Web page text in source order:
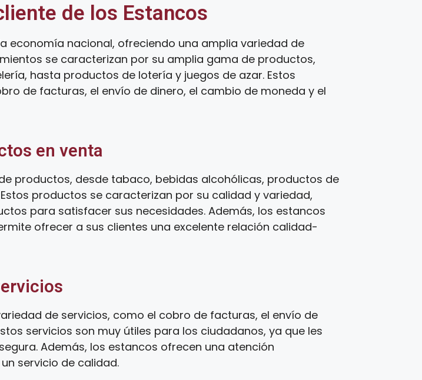
de los Estancos
economía nacional, ofreciendo una amplia variedad de
se caracterizan por su amplia gama de productos,
hasta productos de lotería y juegos de azar. Estos
de facturas, el envío de dinero, el cambio de moneda y el
en venta
productos, desde tabaco, bebidas alcohólicas, productos de
productos se caracterizan por su calidad y variedad,
para satisfacer sus necesidades. Además, los estancos
ofrecer a sus clientes una excelente relación calidad-
de servicios, como el cobro de facturas, el envío de
servicios son muy útiles para los ciudadanos, ya que les
Además, los estancos ofrecen una atención
servicio de calidad.